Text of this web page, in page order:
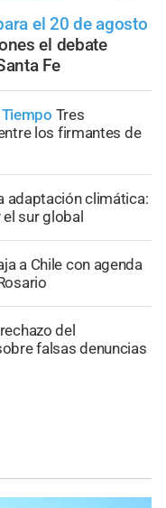
el 20 de agosto
el debate
Fe
Tres
los firmantes de
adaptación climática:
el sur global
a Chile con agenda
del
falsas denuncias